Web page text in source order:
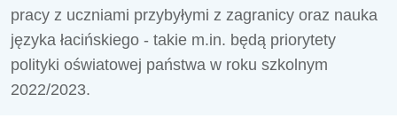
pracy z uczniami przybyłymi z zagranicy oraz nauka
języka łacińskiego - takie m.in. będą priorytety
polityki oświatowej państwa w roku szkolnym
2022/2023.